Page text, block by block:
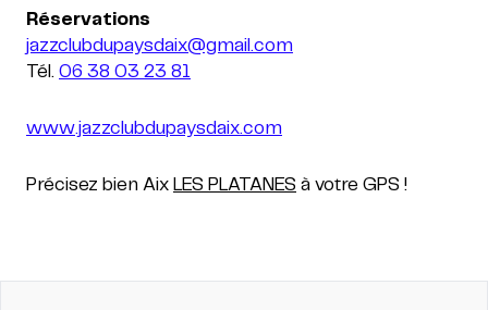
jazzclubdupaysdaix@gmail.com
Tél. 06 38 03 23 81
www.jazzclubdupaysdaix.com
Précisez bien Aix LES PLATANES à votre GPS !